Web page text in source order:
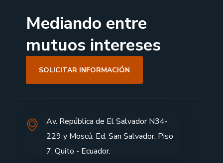
Mediando entre
mutuos intereses
SOLICITAR INFORMACIÓN
Av. República de El Salvador N34-
229 y Moscú. Ed. San Salvador, Piso
7. Quito - Ecuador.